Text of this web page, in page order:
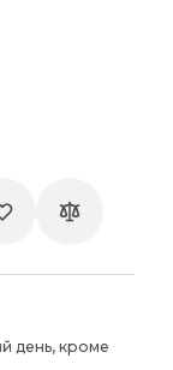
день, кроме